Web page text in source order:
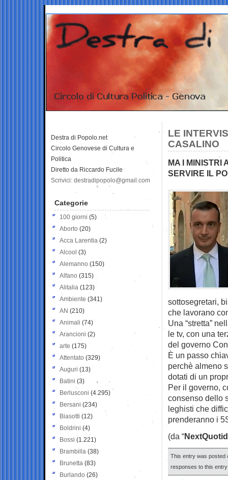
LE
CASALINO
MA I MINISTRI
SERVIRE IL
sottosegretari,
che lavorano
Una “stretta”
le tv, con una
del governo
È un passo
perchè almeno
dotati di un
Per il governo,
consenso dello
leghisti che
prenderanno i
(da “
This entry was posted
responses to this
Destra di Popolo.net
Circolo Genovese di Cultura e
Politica
Diretto da Riccardo Fucile
Scrivici: destradipopolo@gmail.com
Categorie
100 giorni (5)
Aborto (20)
Acca Larentia (2)
Alcool (3)
Alemanno (150)
Alfano (315)
Alitalia (123)
Ambiente (341)
AN (210)
Animali (74)
Arancioni (2)
arte (175)
Attentato (329)
Auguri (13)
Batini (3)
Berlusconi (4.295)
Bersani (234)
Biasotti (12)
Boldrini (4)
Bossi (1.221)
Brambilla (38)
Brunetta (83)
Burlando (26)